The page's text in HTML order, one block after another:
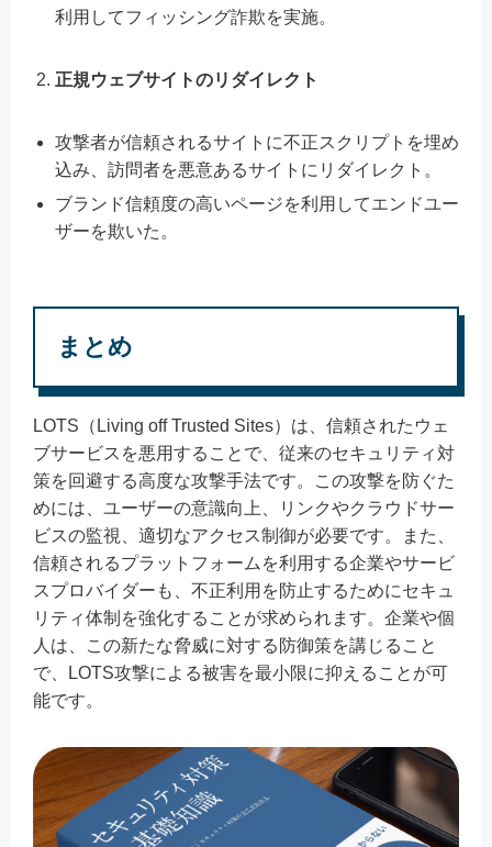
利用してフィッシング詐欺を実施。
正規ウェブサイトのリダイレクト
攻撃者が信頼されるサイトに不正スクリプトを埋め
込み、訪問者を悪意あるサイトにリダイレクト。
ブランド信頼度の高いページを利用してエンドユー
ザーを欺いた。
まとめ
LOTS（Living off Trusted Sites）は、信頼されたウェ
ブサービスを悪用することで、従来のセキュリティ対
策を回避する高度な攻撃手法です。この攻撃を防ぐた
めには、ユーザーの意識向上、リンクやクラウドサー
ビスの監視、適切なアクセス制御が必要です。また、
信頼されるプラットフォームを利用する企業やサービ
スプロバイダーも、不正利用を防止するためにセキュ
リティ体制を強化することが求められます。企業や個
人は、この新たな脅威に対する防御策を講じること
で、LOTS攻撃による被害を最小限に抑えることが可
能です。